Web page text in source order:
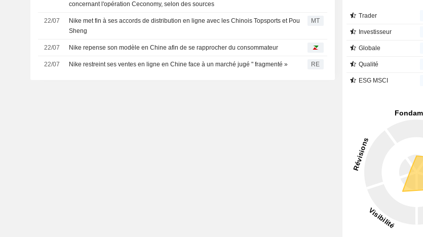
concernant l'opération Ceconomy, selon des sources
22/07
Nike met fin à ses accords de distribution en ligne avec les Chinois Topsports et Pou
Sheng
MT
22/07 Nike repense son modèle en Chine afin de se rapprocher du consommateur
22/07 Nike restreint ses ventes en ligne en Chine face à un marché jugé " fragmenté » RE
Trader
Investisseur
Globale
Qualité
ESG MSCI